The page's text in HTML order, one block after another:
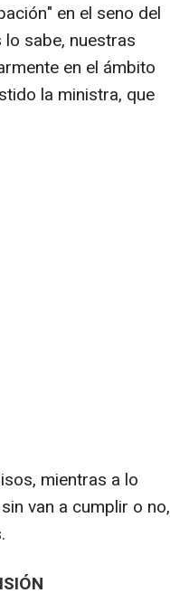
en el seno del
sabe, nuestras
en el ámbito
la ministra, que
mientras a lo
van a cumplir o no,